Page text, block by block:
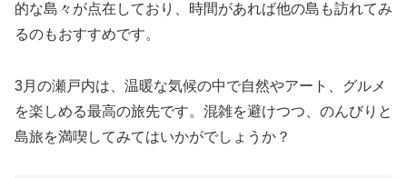
的な島々が点在しており、時間があれば他の島も訪れてみ
るのもおすすめです。
3月の瀬戸内は、温暖な気候の中で自然やアート、グルメ
を楽しめる最高の旅先です。混雑を避けつつ、のんびりと
島旅を満喫してみてはいかがでしょうか？